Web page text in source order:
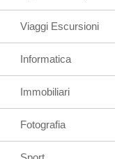
Viaggi Escursioni
Informatica
Immobiliari
Fotografia